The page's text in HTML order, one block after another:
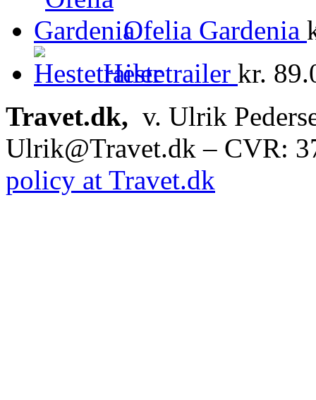
Ofelia Gardenia
Hestetrailer kr.
Travet.dk, v. Ulrik
Ulrik@Travet.dk – CVR:
policy at Travet.dk